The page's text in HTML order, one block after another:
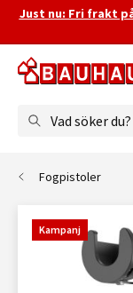
Just nu: Fri frakt
Vad söker du?
Fogpistoler
Kampanj